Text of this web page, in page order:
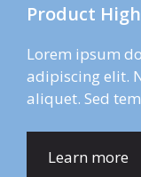
Product
Lorem ipsum
adipiscing elit.
aliquet. Sed
Learn more